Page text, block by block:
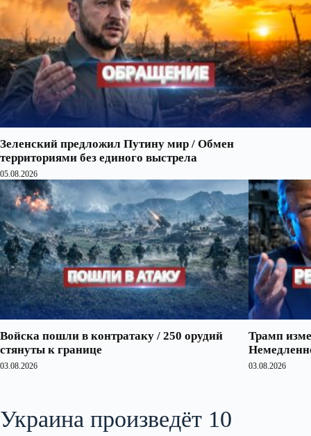
Зеленский предложил Путину мир / Обмен
территориями без единого выстрела
05.08.2026
Войска пошли в контратаку / 250 орудий
стянуты к границе
03.08.2026
Трамп
03.08.2026
Украина произведёт 10